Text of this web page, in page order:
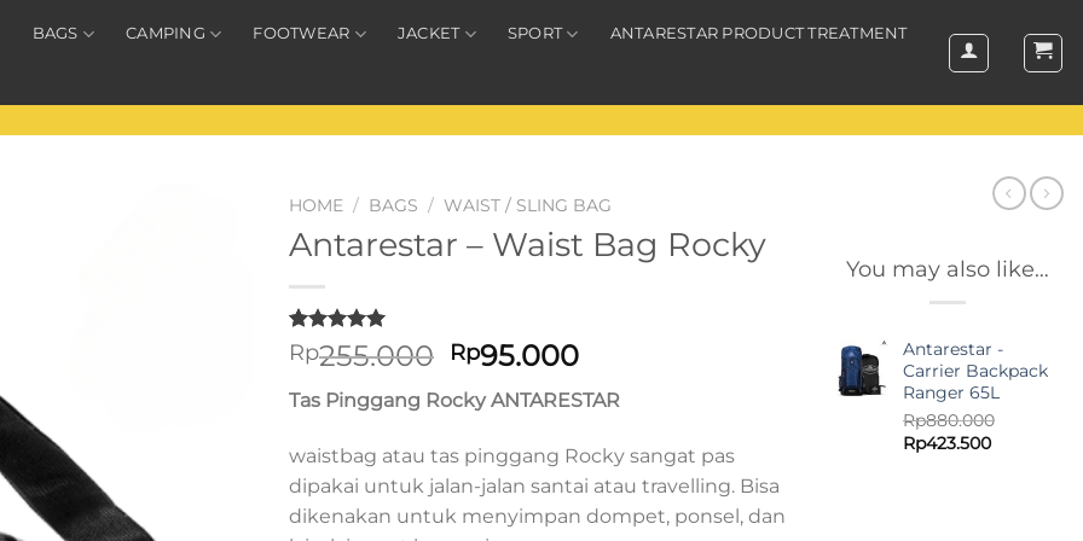
BAGS CAMPING FOOTWEAR JACKET SPORT ANTARESTAR PRODUCT TREATMENT
HOME / BAGS / WAIST / SLING BAG
Antarestar – Waist Bag Rocky
Rated5.00
out of 5
2
customer
Rp255.000 Original
price
was:
Rp255.000.
Rp95.000Current
is:
Rp95.000.
Tas Pinggang Rocky ANTARESTAR
waistbag atau tas pinggang Rocky sangat pas
dipakai untuk jalan-jalan santai atau travelling. Bisa
dikenakan untuk menyimpan dompet, ponsel, dan
You may also like…
Antarestar -
Carrier Backpack
Ranger 65L
Rp880.000
Original
Rp423.500Current